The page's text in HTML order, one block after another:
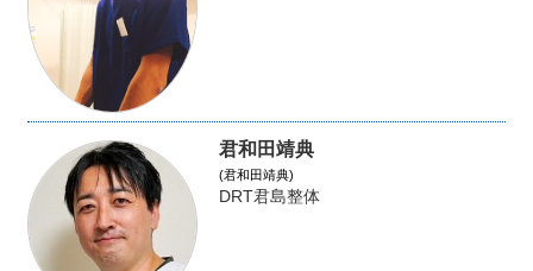
君和田靖典
(君和田靖典)
DRT君島整体